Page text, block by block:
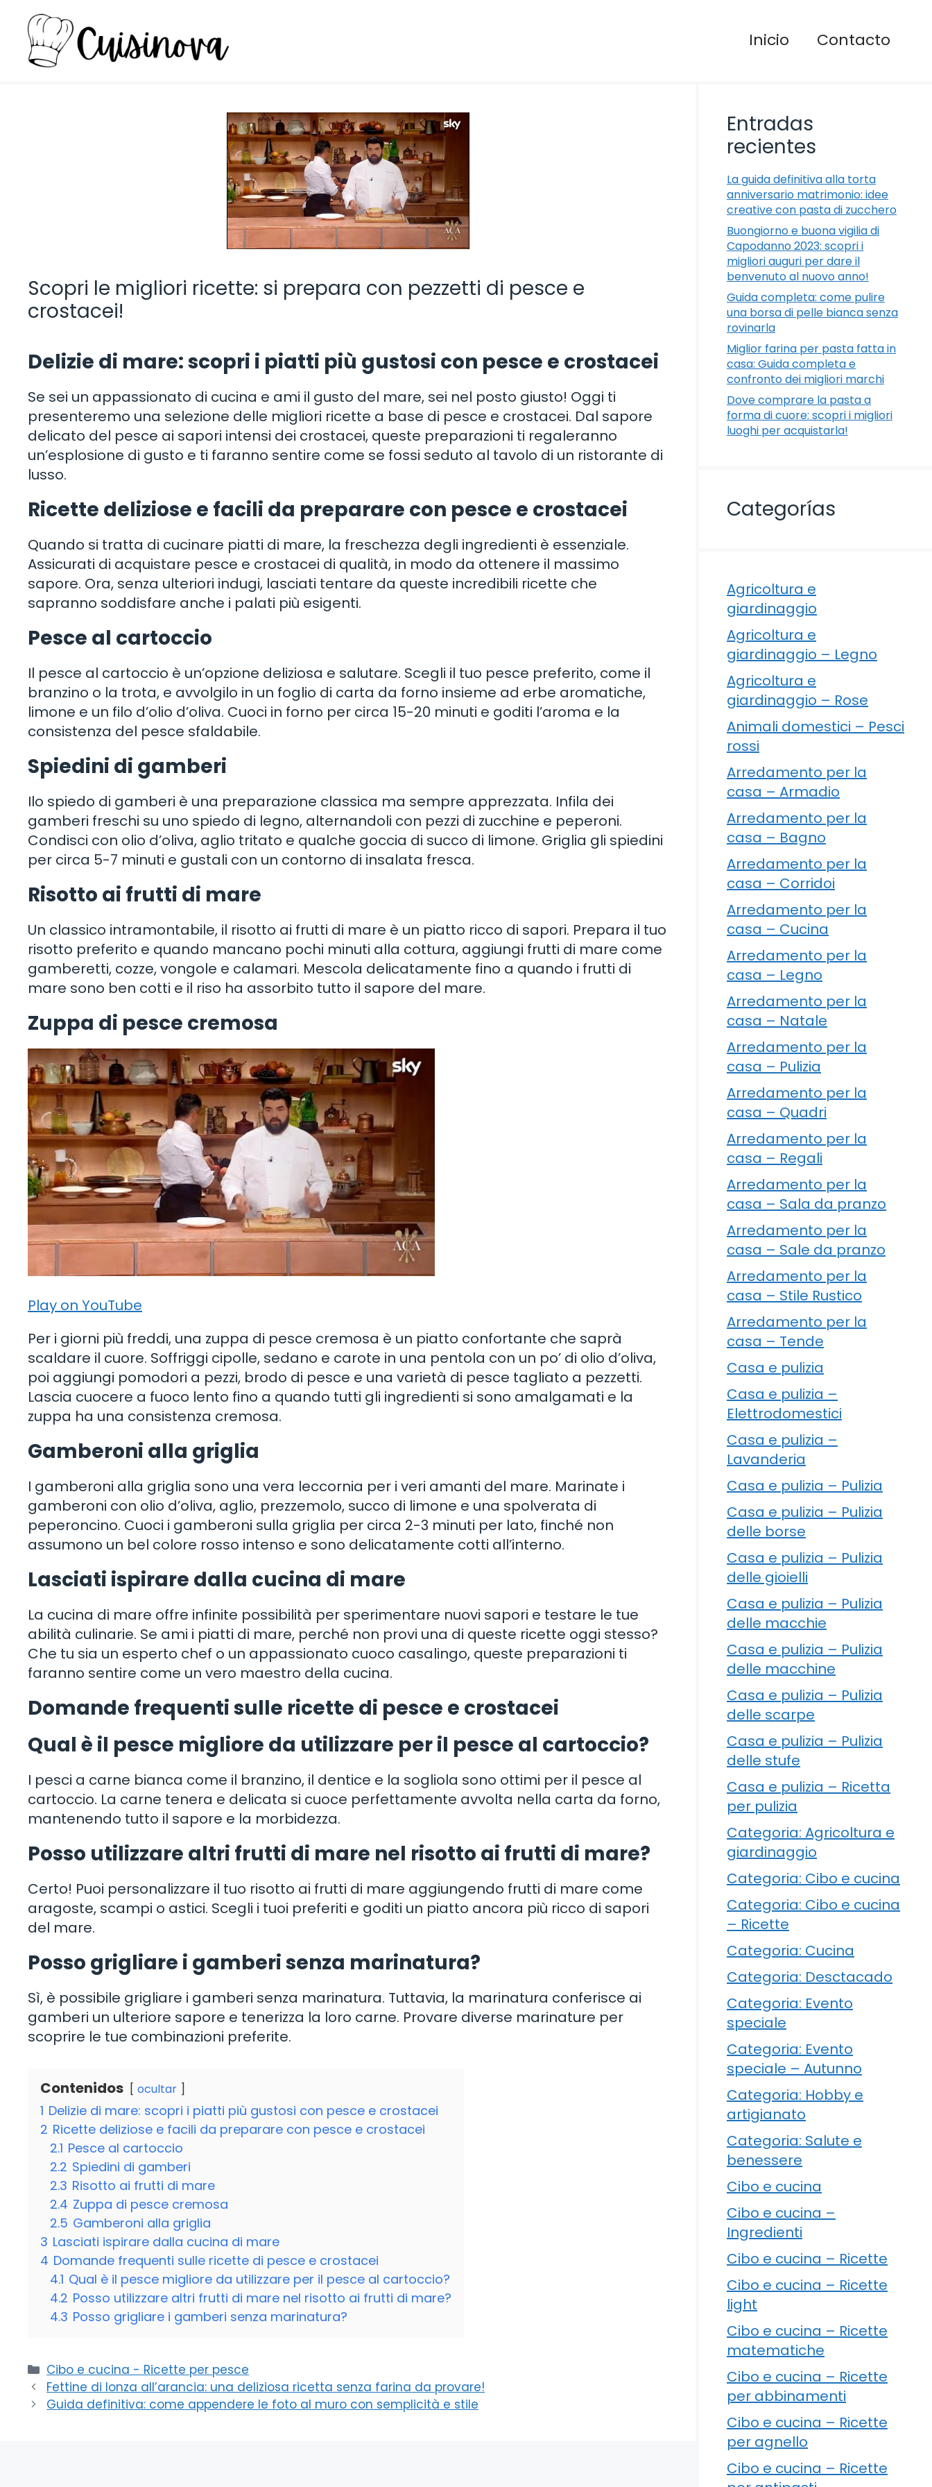
contenuto
Inicio Contacto
Scopri le migliori ricette: si prepara con pezzetti di pesce e
crostacei!
Delizie di mare: scopri i piatti più gustosi con pesce e crostacei
Se sei un appassionato di cucina e ami il gusto del mare, sei nel posto giusto! Oggi ti
presenteremo una selezione delle migliori ricette a base di pesce e crostacei. Dal sapore
delicato del pesce ai sapori intensi dei crostacei, queste preparazioni ti regaleranno
un’esplosione di gusto e ti faranno sentire come se fossi seduto al tavolo di un ristorante di
lusso.
Ricette deliziose e facili da preparare con pesce e crostacei
Quando si tratta di cucinare piatti di mare, la freschezza degli ingredienti è essenziale.
Assicurati di acquistare pesce e crostacei di qualità, in modo da ottenere il massimo
sapore. Ora, senza ulteriori indugi, lasciati tentare da queste incredibili ricette che
sapranno soddisfare anche i palati più esigenti.
Pesce al cartoccio
Il pesce al cartoccio è un’opzione deliziosa e salutare. Scegli il tuo pesce preferito, come il
branzino o la trota, e avvolgilo in un foglio di carta da forno insieme ad erbe aromatiche,
limone e un filo d’olio d’oliva. Cuoci in forno per circa 15-20 minuti e goditi l’aroma e la
consistenza del pesce sfaldabile.
Spiedini di gamberi
Ilo spiedo di gamberi è una preparazione classica ma sempre apprezzata. Infila dei
gamberi freschi su uno spiedo di legno, alternandoli con pezzi di zucchine e peperoni.
Condisci con olio d’oliva, aglio tritato e qualche goccia di succo di limone. Griglia gli spiedini
per circa 5-7 minuti e gustali con un contorno di insalata fresca.
Risotto ai frutti di mare
Un classico intramontabile, il risotto ai frutti di mare è un piatto ricco di sapori. Prepara il tuo
risotto preferito e quando mancano pochi minuti alla cottura, aggiungi frutti di mare come
gamberetti, cozze, vongole e calamari. Mescola delicatamente fino a quando i frutti di
mare sono ben cotti e il riso ha assorbito tutto il sapore del mare.
Zuppa di pesce cremosa
Play on YouTube
Per i giorni più freddi, una zuppa di pesce cremosa è un piatto confortante che saprà
scaldare il cuore. Soffriggi cipolle, sedano e carote in una pentola con un po’ di olio d’oliva,
poi aggiungi pomodori a pezzi, brodo di pesce e una varietà di pesce tagliato a pezzetti.
Lascia cuocere a fuoco lento fino a quando tutti gli ingredienti si sono amalgamati e la
zuppa ha una consistenza cremosa.
Gamberoni alla griglia
I gamberoni alla griglia sono una vera leccornia per i veri amanti del mare. Marinate i
gamberoni con olio d’oliva, aglio, prezzemolo, succo di limone e una spolverata di
peperoncino. Cuoci i gamberoni sulla griglia per circa 2-3 minuti per lato, finché non
assumono un bel colore rosso intenso e sono delicatamente cotti all’interno.
Lasciati ispirare dalla cucina di mare
La cucina di mare offre infinite possibilità per sperimentare nuovi sapori e testare le tue
abilità culinarie. Se ami i piatti di mare, perché non provi una di queste ricette oggi stesso?
Che tu sia un esperto chef o un appassionato cuoco casalingo, queste preparazioni ti
faranno sentire come un vero maestro della cucina.
Domande frequenti sulle ricette di pesce e crostacei
Qual è il pesce migliore da utilizzare per il pesce al cartoccio?
I pesci a carne bianca come il branzino, il dentice e la sogliola sono ottimi per il pesce al
cartoccio. La carne tenera e delicata si cuoce perfettamente avvolta nella carta da forno,
mantenendo tutto il sapore e la morbidezza.
Posso utilizzare altri frutti di mare nel risotto ai frutti di mare?
Certo! Puoi personalizzare il tuo risotto ai frutti di mare aggiungendo frutti di mare come
aragoste, scampi o astici. Scegli i tuoi preferiti e goditi un piatto ancora più ricco di sapori
del mare.
Posso grigliare i gamberi senza marinatura?
Sì, è possibile grigliare i gamberi senza marinatura. Tuttavia, la marinatura conferisce ai
gamberi un ulteriore sapore e tenerizza la loro carne. Provare diverse marinature per
scoprire le tue combinazioni preferite.
Contenidos ocultar
1 Delizie di mare: scopri i piatti più gustosi con pesce e crostacei
2 Ricette deliziose e facili da preparare con pesce e crostacei
2.1 Pesce al cartoccio
2.2 Spiedini di gamberi
2.3 Risotto ai frutti di mare
2.4 Zuppa di pesce cremosa
2.5 Gamberoni alla griglia
3 Lasciati ispirare dalla cucina di mare
4 Domande frequenti sulle ricette di pesce e crostacei
4.1 Qual è il pesce migliore da utilizzare per il pesce al cartoccio?
4.2 Posso utilizzare altri frutti di mare nel risotto ai frutti di mare?
4.3 Posso grigliare i gamberi senza marinatura?
Categorie
Cibo e cucina - Ricette per pesce
Fettine di lonza all’arancia: una deliziosa ricetta senza farina da provare!
Guida definitiva: come appendere le foto al muro con semplicità e stile
Entradas
recientes
La guida definitiva alla torta
anniversario matrimonio: idee
creative con pasta di zucchero
Buongiorno e buona vigilia di
Capodanno 2023: scopri i
migliori auguri per dare il
benvenuto al nuovo anno!
Guida completa: come pulire
una borsa di pelle bianca senza
rovinarla
Miglior farina per pasta fatta in
casa: Guida completa e
confronto dei migliori marchi
Dove comprare la pasta a
forma di cuore: scopri i migliori
luoghi per acquistarla!
Categorías
Agricoltura e
giardinaggio
Agricoltura e
giardinaggio – Legno
Agricoltura e
giardinaggio – Rose
Animali domestici – Pesci
rossi
Arredamento per la
casa – Armadio
Arredamento per la
casa – Bagno
Arredamento per la
casa – Corridoi
Arredamento per la
casa – Cucina
Arredamento per la
casa – Legno
Arredamento per la
casa – Natale
Arredamento per la
casa – Pulizia
Arredamento per la
casa – Quadri
Arredamento per la
casa – Regali
Arredamento per la
casa – Sala da pranzo
Arredamento per la
casa – Sale da pranzo
Arredamento per la
casa – Stile Rustico
Arredamento per la
casa – Tende
Casa e pulizia
Casa e pulizia –
Elettrodomestici
Casa e pulizia –
Lavanderia
Casa e pulizia – Pulizia
Casa e pulizia – Pulizia
delle borse
Casa e pulizia – Pulizia
delle gioielli
Casa e pulizia – Pulizia
delle macchie
Casa e pulizia – Pulizia
delle macchine
Casa e pulizia – Pulizia
delle scarpe
Casa e pulizia – Pulizia
delle stufe
Casa e pulizia – Ricetta
per pulizia
Categoria: Agricoltura e
giardinaggio
Categoria: Cibo e cucina
Categoria: Cibo e cucina
– Ricette
Categoria: Cucina
Categoria: Desctacado
Categoria: Evento
speciale
Categoria: Evento
speciale – Autunno
Categoria: Hobby e
artigianato
Categoria: Salute e
benessere
Cibo e cucina
Cibo e cucina –
Ingredienti
Cibo e cucina – Ricette
Cibo e cucina – Ricette
light
Cibo e cucina – Ricette
matematiche
Cibo e cucina – Ricette
per abbinamenti
Cibo e cucina – Ricette
per agnello
Cibo e cucina – Ricette